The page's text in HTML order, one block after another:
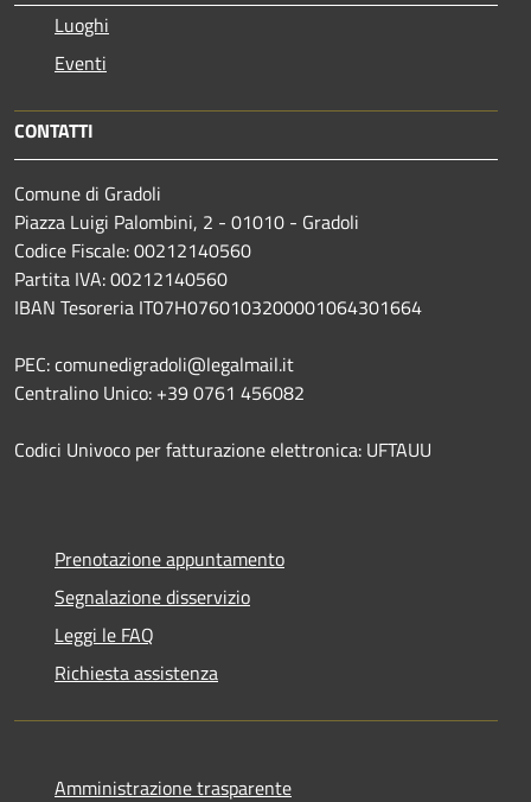
Luoghi
Eventi
CONTATTI
Comune di Gradoli
Piazza Luigi Palombini, 2 - 01010 - Gradoli
Codice Fiscale: 00212140560
Partita IVA: 00212140560
IBAN Tesoreria IT07H0760103200001064301664
PEC: comunedigradoli@legalmail.it
Centralino Unico: +39 0761 456082
Codici Univoco per fatturazione elettronica: UFTAUU
Prenotazione appuntamento
Segnalazione disservizio
Leggi le FAQ
Richiesta assistenza
Amministrazione trasparente